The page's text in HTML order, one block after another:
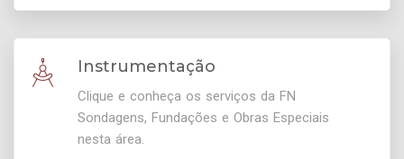
Instrumentação
Clique e conheça os serviços da FN
Sondagens, Fundações e Obras Especiais
nesta área.